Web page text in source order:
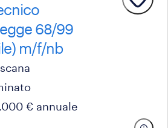
68/99
m/f/nb
€ annuale